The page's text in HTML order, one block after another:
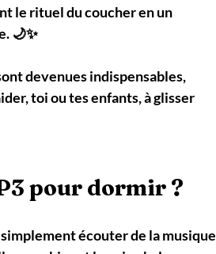
le rituel du coucher en un
🌙✨
devenues indispensables,
toi ou tes enfants, à glisser
pour dormir ?
écouter de la musique